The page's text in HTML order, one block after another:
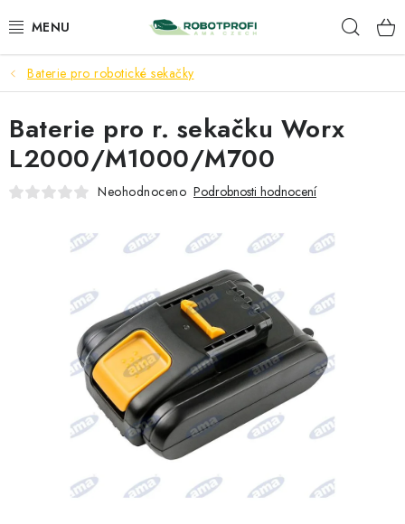
na
ROBOMOW
AMA
PŘÍSLUŠENSTVÍ
KONTAKTY
OBCHODNÍ PODMÍNKY
Obchodní podmínky
Podmínky ochrany osobních údajů
Formulář pro odstoupení od smlouvy
Baterie pro robotické sekačky
Baterie pro r. sekačku Worx
L2000/M1000/M700
Neohodnoceno Podrobnosti hodnocení